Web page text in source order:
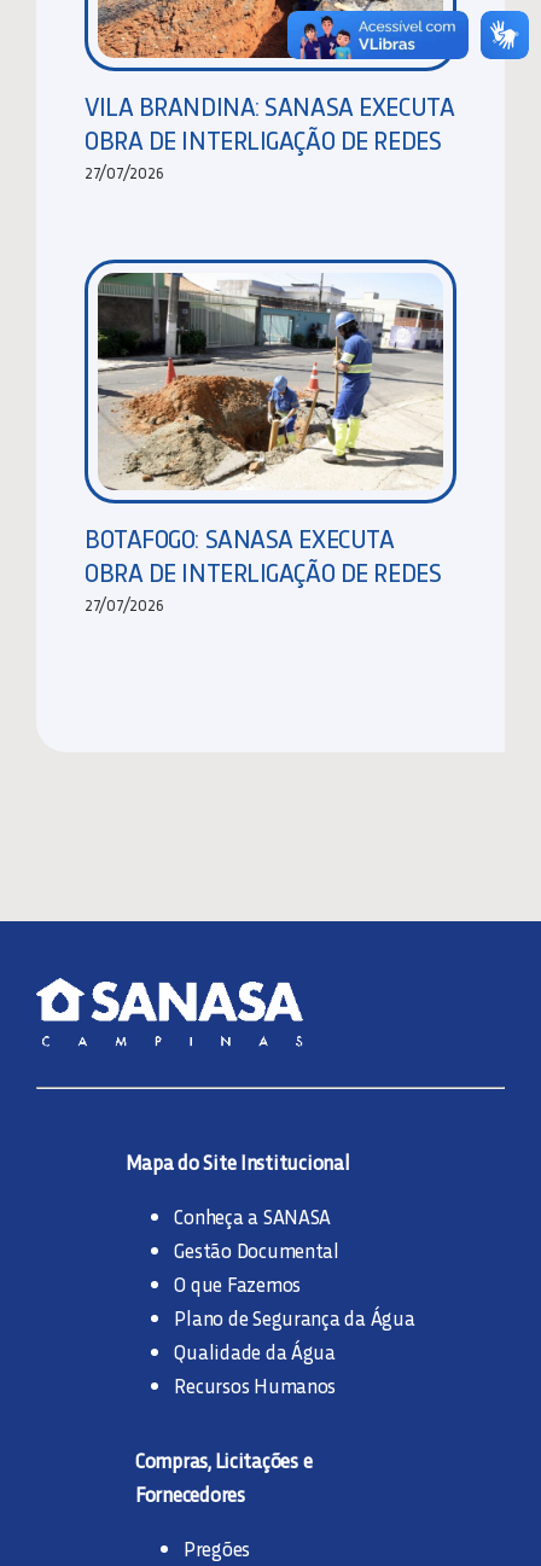
VILA BRANDINA: SANASA EXECUTA
OBRA DE INTERLIGAÇÃO DE REDES
27/07/2026
BOTAFOGO: SANASA EXECUTA
OBRA DE INTERLIGAÇÃO DE REDES
27/07/2026
Mapa do Site Institucional
Conheça a SANASA
Gestão Documental
O que Fazemos
Plano de Segurança da Água
Qualidade da Água
Recursos Humanos
Compras, Licitações e
Fornecedores
Pregões